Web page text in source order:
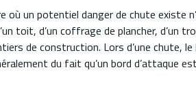
un potentiel danger de chute existe
toit, d’un coffrage de plancher, d’un
de construction. Lors d’une chute,
du fait qu’un bord d’attaque